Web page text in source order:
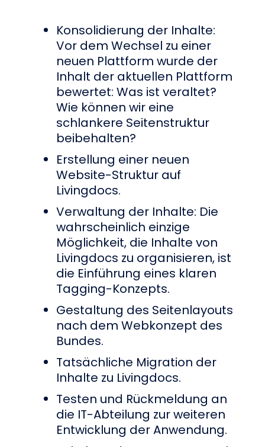
Konsolidierung der Inhalte:
Vor dem Wechsel zu einer
neuen Plattform wurde der
Inhalt der aktuellen Plattform
bewertet: Was ist veraltet?
Wie können wir eine
schlankere Seitenstruktur
beibehalten?
Erstellung einer neuen
Website-Struktur auf
Livingdocs.
Verwaltung der Inhalte: Die
wahrscheinlich einzige
Möglichkeit, die Inhalte von
Livingdocs zu organisieren, ist
die Einführung eines klaren
Tagging-Konzepts.
Gestaltung des Seitenlayouts
nach dem Webkonzept des
Bundes.
Tatsächliche Migration der
Inhalte zu Livingdocs.
Testen und Rückmeldung an
die IT-Abteilung zur weiteren
Entwicklung der Anwendung.